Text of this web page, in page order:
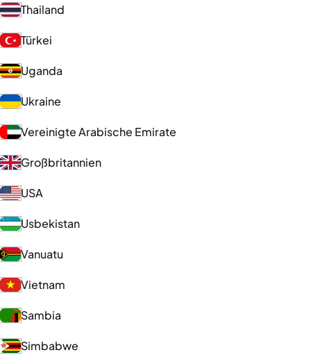
Thailand
Türkei
Uganda
Ukraine
Vereinigte Arabische Emirate
Großbritannien
USA
Usbekistan
Vanuatu
Vietnam
Sambia
Simbabwe